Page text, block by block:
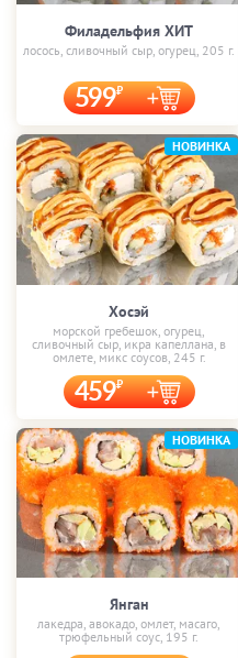
Филадельфия ХИТ
лосось, сливочный сыр, огурец, 205 г.
599
Хосэй
морской гребешок, огурец,
сливочный сыр, икра капеллана, в
омлете, микс соусов, 245 г.
459
НОВИНКА
Янган
лакедра, авокадо, омлет, масаго,
трюфельный соус, 195 г.
НОВИНКА